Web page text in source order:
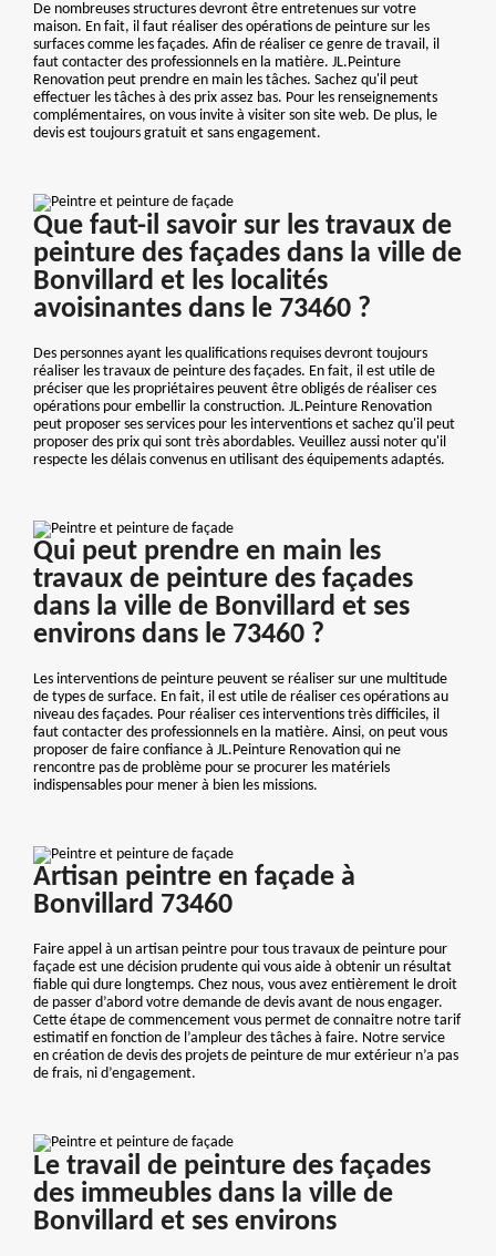
De nombreuses structures devront être entretenues sur votre
maison. En fait, il faut réaliser des opérations de peinture sur les
surfaces comme les façades. Afin de réaliser ce genre de travail, il
faut contacter des professionnels en la matière. JL.Peinture
Renovation peut prendre en main les tâches. Sachez qu'il peut
effectuer les tâches à des prix assez bas. Pour les renseignements
complémentaires, on vous invite à visiter son site web. De plus, le
devis est toujours gratuit et sans engagement.
Que faut-il savoir sur les travaux de
peinture des façades dans la ville de
Bonvillard et les localités
avoisinantes dans le 73460 ?
Des personnes ayant les qualifications requises devront toujours
réaliser les travaux de peinture des façades. En fait, il est utile de
préciser que les propriétaires peuvent être obligés de réaliser ces
opérations pour embellir la construction. JL.Peinture Renovation
peut proposer ses services pour les interventions et sachez qu'il peut
proposer des prix qui sont très abordables. Veuillez aussi noter qu'il
respecte les délais convenus en utilisant des équipements adaptés.
Qui peut prendre en main les
travaux de peinture des façades
dans la ville de Bonvillard et ses
environs dans le 73460 ?
Les interventions de peinture peuvent se réaliser sur une multitude
de types de surface. En fait, il est utile de réaliser ces opérations au
niveau des façades. Pour réaliser ces interventions très difficiles, il
faut contacter des professionnels en la matière. Ainsi, on peut vous
proposer de faire confiance à JL.Peinture Renovation qui ne
rencontre pas de problème pour se procurer les matériels
indispensables pour mener à bien les missions.
Artisan peintre en façade à
Bonvillard 73460
Faire appel à un artisan peintre pour tous travaux de peinture pour
façade est une décision prudente qui vous aide à obtenir un résultat
fiable qui dure longtemps. Chez nous, vous avez entièrement le droit
de passer d’abord votre demande de devis avant de nous engager.
Cette étape de commencement vous permet de connaitre notre tarif
estimatif en fonction de l’ampleur des tâches à faire. Notre service
en création de devis des projets de peinture de mur extérieur n’a pas
de frais, ni d’engagement.
Le travail de peinture des façades
des immeubles dans la ville de
Bonvillard et ses environs